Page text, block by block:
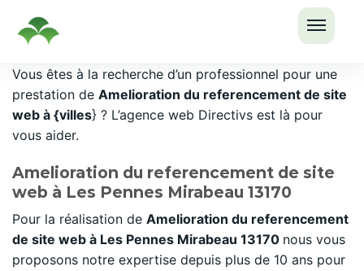
LE
MENU
Passer
au
contenu
Vous êtes à la recherche d’un professionnel pour une
prestation de Amelioration du referencement de site
web à {villes} ? L’agence web Directivs est là pour
vous aider.
Amelioration du referencement de site
web à Les Pennes Mirabeau 13170
Pour la réalisation de Amelioration du referencement
de site web à Les Pennes Mirabeau 13170 nous vous
proposons notre expertise depuis plus de 10 ans pour